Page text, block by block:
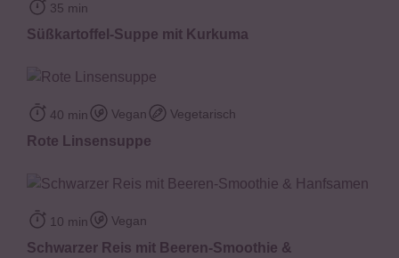
35 min
Süßkartoffel-Suppe mit Kurkuma
40 min Vegan Vegetarisch
Rote Linsensuppe
10 min Vegan
Schwarzer Reis mit Beeren-Smoothie &